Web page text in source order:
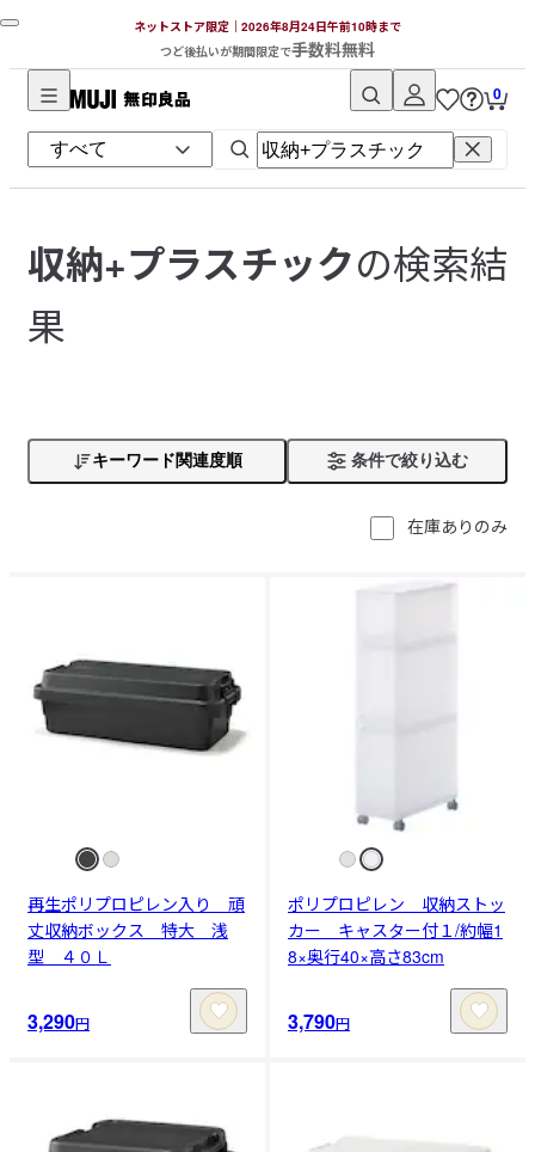
ネットストア限定｜2026年8月24日午前10時まで
つど後払いが期間限定で手数料無料
無
印
良
ネ
ッ
0
収納+プラスチックの検索結
果
キーワード関連度順 条件で絞り込む
在庫ありのみ
再生ポリプロピレン入り 頑
丈収納ボックス 特大 浅
型 ４０Ｌ
3,290円
ポリプロピレン 収納ストッ
カー キャスター付１/約幅1
8×奥行40×高さ83cm
3,790円